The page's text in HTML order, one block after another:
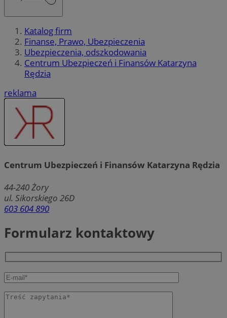
Katalog firm
Finanse, Prawo, Ubezpieczenia
Ubezpieczenia, odszkodowania
Centrum Ubezpieczeń i Finansów Katarzyna
Rędzia
reklama
Centrum Ubezpieczeń i Finansów Katarzyna Rędzia
44-240Żory
ul. Sikorskiego 26D
603 604 890
Formularz kontaktowy